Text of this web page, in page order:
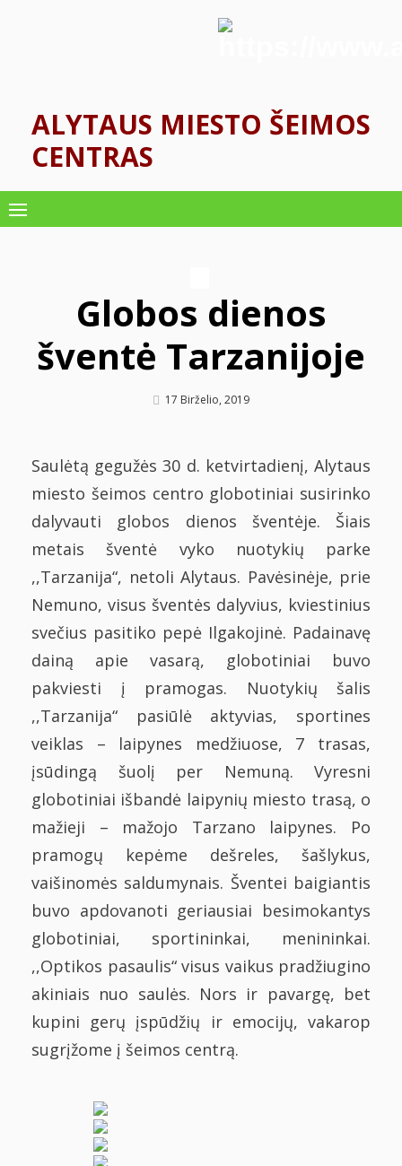
ALYTAUS MIESTO ŠEIMOS
CENTRAS
Globos dienos
šventė Tarzanijoje
Posted
17 Birželio, 2019Author
Saulėtą gegužės 30 d. ketvirtadienį, Alytaus
miesto šeimos centro globotiniai susirinko
dalyvauti globos dienos šventėje. Šiais
metais šventė vyko nuotykių parke
,,Tarzanija“, netoli Alytaus. Pavėsinėje, prie
Nemuno, visus šventės dalyvius, kviestinius
svečius pasitiko pepė Ilgakojinė. Padainavę
dainą apie vasarą, globotiniai buvo
pakviesti į pramogas. Nuotykių šalis
,,Tarzanija“ pasiūlė aktyvias, sportines
veiklas – laipynes medžiuose, 7 trasas,
įsūdingą šuolį per Nemuną. Vyresni
globotiniai išbandė laipynių miesto trasą, o
mažieji – mažojo Tarzano laipynes. Po
pramogų kepėme dešreles, šašlykus,
vaišinomės saldumynais. Šventei baigiantis
buvo apdovanoti geriausiai besimokantys
globotiniai, sportininkai, menininkai.
,,Optikos pasaulis“ visus vaikus pradžiugino
akiniais nuo saulės. Nors ir pavargę, bet
kupini gerų įspūdžių ir emocijų, vakarop
sugrįžome į šeimos centrą.